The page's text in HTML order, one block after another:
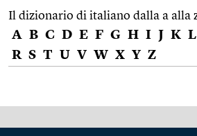
Il dizionario di italiano dalla a alla
A B C D E F G H I J K L
R S T U V W X Y Z